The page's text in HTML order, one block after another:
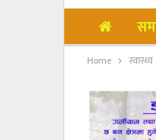
Home स्वास्थ्य